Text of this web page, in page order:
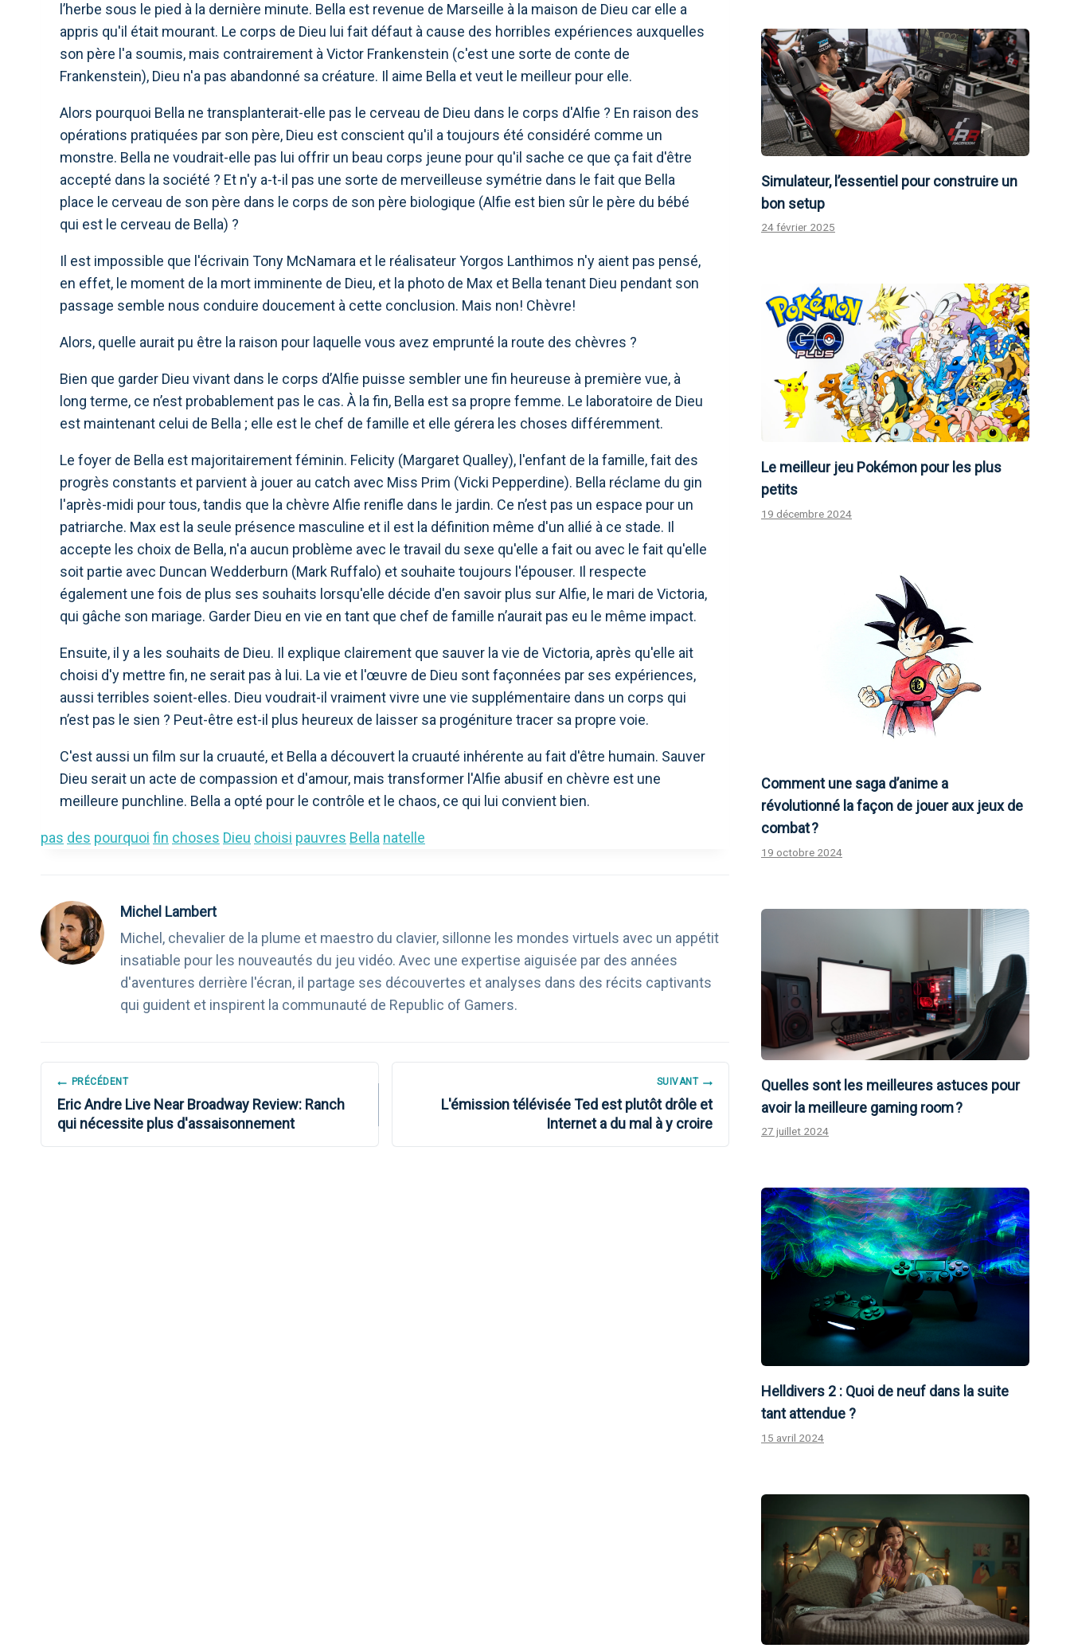
l’herbe sous le pied à la dernière minute. Bella est revenue de Marseille à la maison de Dieu car elle a
appris qu'il était mourant. Le corps de Dieu lui fait défaut à cause des horribles expériences auxquelles
son père l'a soumis, mais contrairement à Victor Frankenstein (c'est une sorte de conte de
Frankenstein), Dieu n'a pas abandonné sa créature. Il aime Bella et veut le meilleur pour elle.
Alors pourquoi Bella ne transplanterait-elle pas le cerveau de Dieu dans le corps d'Alfie ? En raison des
opérations pratiquées par son père, Dieu est conscient qu'il a toujours été considéré comme un
monstre. Bella ne voudrait-elle pas lui offrir un beau corps jeune pour qu'il sache ce que ça fait d'être
accepté dans la société ? Et n'y a-t-il pas une sorte de merveilleuse symétrie dans le fait que Bella
place le cerveau de son père dans le corps de son père biologique (Alfie est bien sûr le père du bébé
qui est le cerveau de Bella) ?
Il est impossible que l'écrivain Tony McNamara et le réalisateur Yorgos Lanthimos n'y aient pas pensé,
en effet, le moment de la mort imminente de Dieu, et la photo de Max et Bella tenant Dieu pendant son
passage semble nous conduire doucement à cette conclusion. Mais non! Chèvre!
Alors, quelle aurait pu être la raison pour laquelle vous avez emprunté la route des chèvres ?
Bien que garder Dieu vivant dans le corps d’Alfie puisse sembler une fin heureuse à première vue, à
long terme, ce n’est probablement pas le cas. À la fin, Bella est sa propre femme. Le laboratoire de Dieu
est maintenant celui de Bella ; elle est le chef de famille et elle gérera les choses différemment.
Le foyer de Bella est majoritairement féminin. Felicity (Margaret Qualley), l'enfant de la famille, fait des
progrès constants et parvient à jouer au catch avec Miss Prim (Vicki Pepperdine). Bella réclame du gin
l'après-midi pour tous, tandis que la chèvre Alfie renifle dans le jardin. Ce n’est pas un espace pour un
patriarche. Max est la seule présence masculine et il est la définition même d'un allié à ce stade. Il
accepte les choix de Bella, n'a aucun problème avec le travail du sexe qu'elle a fait ou avec le fait qu'elle
soit partie avec Duncan Wedderburn (Mark Ruffalo) et souhaite toujours l'épouser. Il respecte
également une fois de plus ses souhaits lorsqu'elle décide d'en savoir plus sur Alfie, le mari de Victoria,
qui gâche son mariage. Garder Dieu en vie en tant que chef de famille n’aurait pas eu le même impact.
Ensuite, il y a les souhaits de Dieu. Il explique clairement que sauver la vie de Victoria, après qu'elle ait
choisi d'y mettre fin, ne serait pas à lui. La vie et l'œuvre de Dieu sont façonnées par ses expériences,
aussi terribles soient-elles. Dieu voudrait-il vraiment vivre une vie supplémentaire dans un corps qui
n’est pas le sien ? Peut-être est-il plus heureux de laisser sa progéniture tracer sa propre voie.
C'est aussi un film sur la cruauté, et Bella a découvert la cruauté inhérente au fait d'être humain. Sauver
Dieu serait un acte de compassion et d'amour, mais transformer l'Alfie abusif en chèvre est une
meilleure punchline. Bella a opté pour le contrôle et le chaos, ce qui lui convient bien.
pas des pourquoi fin choses Dieu choisi pauvres Bella natelle
Michel Lambert
Michel, chevalier de la plume et maestro du clavier, sillonne les mondes virtuels avec un appétit
insatiable pour les nouveautés du jeu vidéo. Avec une expertise aiguisée par des années
d'aventures derrière l'écran, il partage ses découvertes et analyses dans des récits captivants
qui guident et inspirent la communauté de Republic of Gamers.
NAVIGATION
DE
PRÉCÉDENT
Eric Andre Live Near Broadway Review: Ranch
qui nécessite plus d'assaisonnement
SUIVANT
L'émission télévisée Ted est plutôt drôle et
Internet a du mal à y croire
Simulateur, l’essentiel pour construire un
bon setup
24 février 2025
Le meilleur jeu Pokémon pour les plus
petits
19 décembre 2024
Comment une saga d’anime a
révolutionné la façon de jouer aux jeux de
combat ?
19 octobre 2024
Quelles sont les meilleures astuces pour
avoir la meilleure gaming room ?
27 juillet 2024
Helldivers 2 : Quoi de neuf dans la suite
tant attendue ?
15 avril 2024